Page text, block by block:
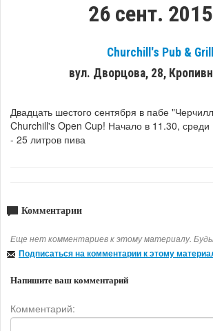
26 сент.
Churchill's Pub & Grill
вул. Дворцова, 28,
Двадцать шестого сентября в пабе
Churchill's Open Cup! Начало в 11.30, среди
- 25 литров пива
Комментарии
Еще нет комментариев к этому материалу.
Подписаться на комментарии к этому
Напишите ваш комментарий
Комментарий: